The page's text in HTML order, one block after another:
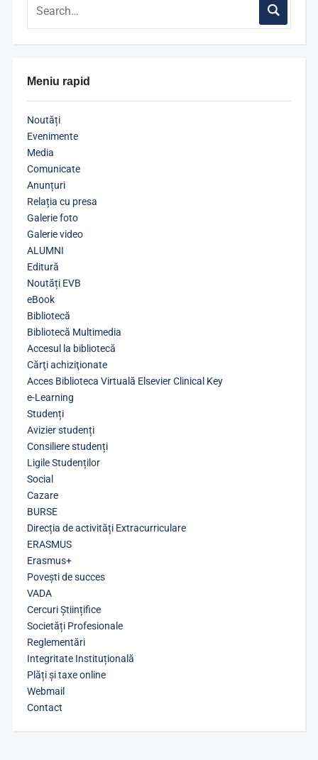
Meniu rapid
Noutăți
Evenimente
Media
Comunicate
Anunțuri
Relația cu presa
Galerie foto
Galerie video
ALUMNI
Editură
Noutăți EVB
eBook
Bibliotecă
Bibliotecă Multimedia
Accesul la bibliotecă
Cărţi achiziţionate
Acces Biblioteca Virtuală Elsevier Clinical Key
e-Learning
Studenți
Avizier studenți
Consiliere studenți
Ligile Studenților
Social
Cazare
BURSE
Direcția de activități Extracurriculare
ERASMUS
Erasmus+
Povești de succes
VADA
Cercuri Științifice
Societăți Profesionale
Reglementări
Integritate Instituțională
Plăți și taxe online
Webmail
Contact